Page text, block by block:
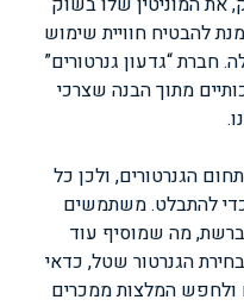
להבטיח חוויית שימוש
“גדעון גנרטורים”
מתוך הבנה שצרכי
הגנרטורים, ולכן כל
כדי להתבלט. משתמשים
ברשת, מה שמוסיף עוד
הגנרטור שטל, כדאי
ולחפש המלצות ממכרים